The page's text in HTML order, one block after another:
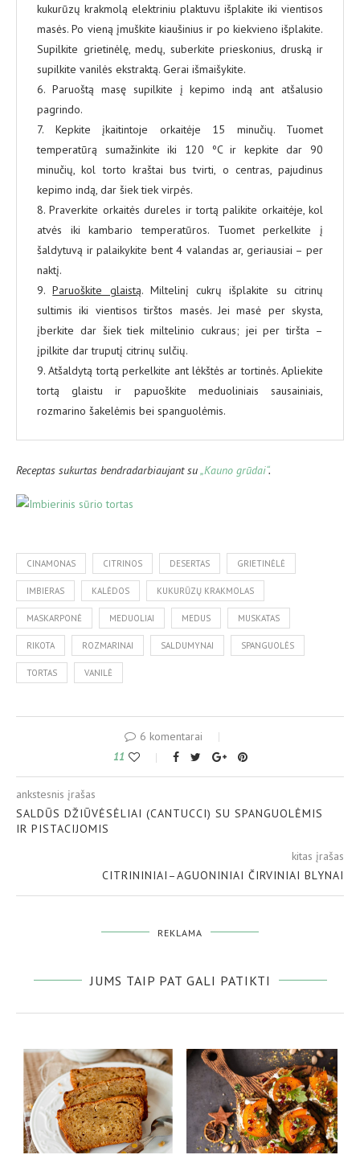
kukurūzų krakmolą elektriniu plaktuvu išplakite iki vientisos
masės. Po vieną įmuškite kiaušinius ir po kiekvieno išplakite.
Supilkite grietinėlę, medų, suberkite prieskonius, druską ir
supilkite vanilės ekstraktą. Gerai išmaišykite.
6. Paruoštą masę supilkite į kepimo indą ant atšalusio
pagrindo.
7. Kepkite įkaitintoje orkaitėje 15 minučių. Tuomet
temperatūrą sumažinkite iki 120 ºC ir kepkite dar 90
minučių, kol torto kraštai bus tvirti, o centras, pajudinus
kepimo indą, dar šiek tiek virpės.
8. Praverkite orkaitės dureles ir tortą palikite orkaitėje, kol
atvės iki kambario temperatūros. Tuomet perkelkite į
šaldytuvą ir palaikykite bent 4 valandas ar, geriausiai – per
naktį.
9.Paruoškite glaistą. Miltelinį cukrų išplakite su citrinų
sultimis iki vientisos tirštos masės. Jei masė per skysta,
įberkite dar šiek tiek miltelinio cukraus; jei per tiršta –
įpilkite dar truputį citrinų sulčių.
9. Atšaldytą tortą perkelkite ant lėkštės ar tortinės. Apliekite
tortą glaistu ir papuoškite meduoliniais sausainiais,
rozmarino šakelėmis bei spanguolėmis.
Receptas sukurtas bendradarbiaujant su„Kauno grūdai“.
CINAMONAS CITRINOS DESERTAS GRIETINĖLĖ
IMBIERAS KALĖDOS KUKURŪZŲ KRAKMOLAS
MASKARPONĖ MEDUOLIAI MEDUS MUSKATAS
RIKOTA ROZMARINAI SALDUMYNAI SPANGUOLĖS
TORTAS VANILĖ
6 komentarai
11
ankstesnis įrašas
SALDŪS DŽIŪVĖSĖLIAI (CANTUCCI) SU SPANGUOLĖMIS
IR PISTACIJOMIS
kitas įrašas
CITRININIAI–AGUONINIAI ČIRVINIAI BLYNAI
REKLAMA
JUMS TAIP PAT GALI PATIKTI